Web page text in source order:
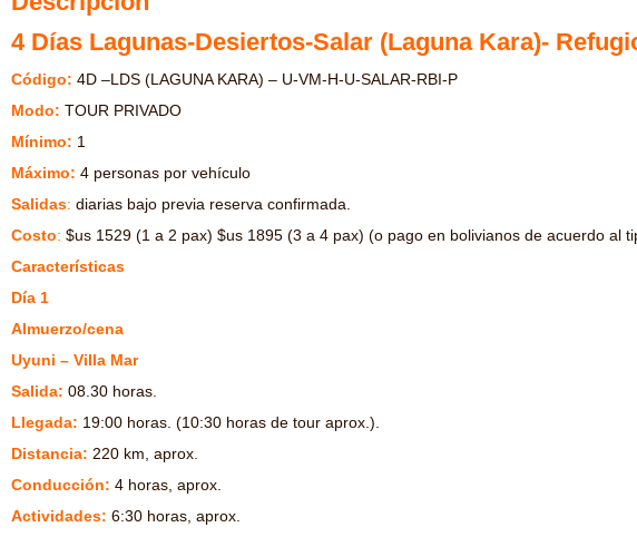
4 Días Lagunas-Desiertos-Salar (Laguna Kara)-
Código: 4D –LDS (LAGUNA KARA) – U-VM-H-U-SALAR-RBI-P
Modo: TOUR PRIVADO
Mínimo: 1
Máximo: 4 personas por vehículo
Salidas: diarias bajo previa reserva confirmada.
Costo: $us 1529 (1 a 2 pax) $us 1895 (3 a 4 pax) (o pago en bolivianos de acuerdo al
Características
Día 1
Almuerzo/cena
Uyuni – Villa Mar
Salida: 08.30 horas.
Llegada: 19:00 horas. (10:30 horas de tour aprox.).
Distancia: 220 km, aprox.
Conducción: 4 horas, aprox.
Actividades: 6:30 horas, aprox.